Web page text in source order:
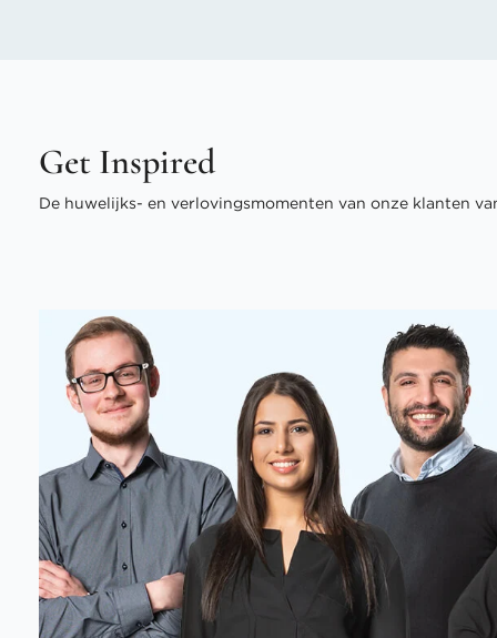
Get Inspired
De huwelijks- en verlovingsmomenten van onze klanten